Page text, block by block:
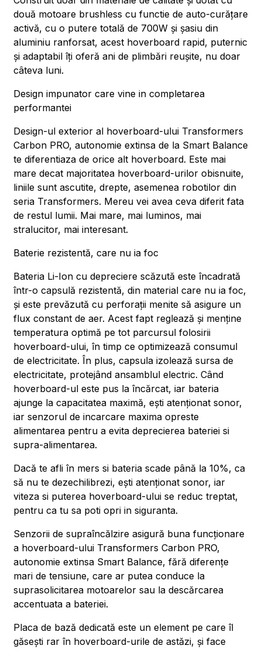
două motoare brushless cu functie de auto-curățare
activă, cu o putere totală de 700W și șasiu din
aluminiu ranforsat, acest hoverboard rapid, puternic
și adaptabil îți oferă ani de plimbări reușite, nu doar
câteva luni.
Design impunator care vine in completarea
performantei
Design-ul exterior al hoverboard-ului Transformers
Carbon PRO, autonomie extinsa de la Smart Balance
te diferentiaza de orice alt hoverboard. Este mai
mare decat majoritatea hoverboard-urilor obisnuite,
liniile sunt ascutite, drepte, asemenea robotilor din
seria Transformers. Mereu vei avea ceva diferit fata
de restul lumii. Mai mare, mai luminos, mai
stralucitor, mai interesant.
Baterie rezistentă, care nu ia foc
Bateria Li-Ion cu depreciere scăzută este încadrată
într-o capsulă rezistentă, din material care nu ia foc,
și este prevăzută cu perforații menite să asigure un
flux constant de aer. Acest fapt reglează și menține
temperatura optimă pe tot parcursul folosirii
hoverboard-ului, în timp ce optimizează consumul
de electricitate. În plus, capsula izolează sursa de
electricitate, protejând ansamblul electric. Când
hoverboard-ul este pus la încărcat, iar bateria
ajunge la capacitatea maximă, ești atenționat sonor,
iar senzorul de incarcare maxima opreste
alimentarea pentru a evita deprecierea bateriei si
supra-alimentarea.
Dacă te afli în mers si bateria scade până la 10%, ca
să nu te dezechilibrezi, ești atenționat sonor, iar
viteza si puterea hoverboard-ului se reduc treptat,
pentru ca tu sa poti opri in siguranta.
Senzorii de supraîncălzire asigură buna funcționare
a hoverboard-ului Transformers Carbon PRO,
autonomie extinsa Smart Balance, fără diferențe
mari de tensiune, care ar putea conduce la
suprasolicitarea motoarelor sau la descărcarea
accentuata a bateriei.
Placa de bază dedicată este un element pe care îl
găsești rar în hoverboard-urile de astăzi, și face